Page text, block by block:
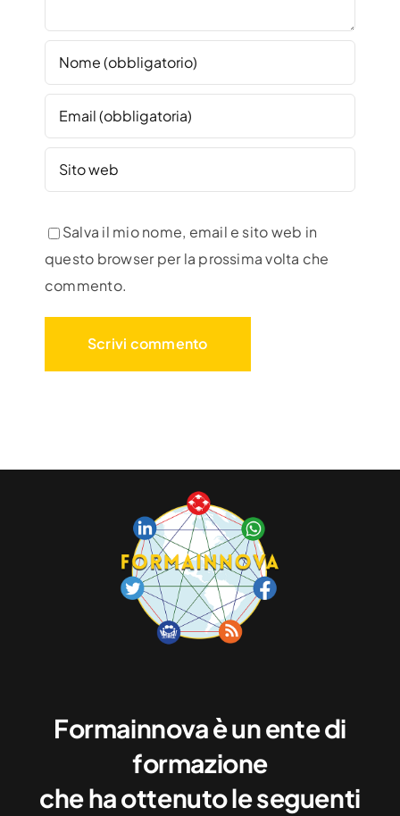
Salva il mio nome, email e sito web in
questo browser per la prossima volta che
commento.
Formainnova è un ente di
formazione
che ha ottenuto le seguenti